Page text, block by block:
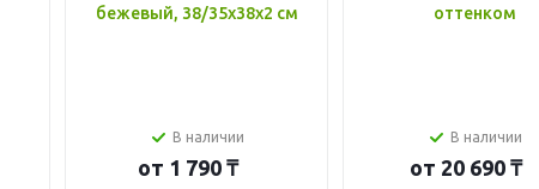
бежевый, 38/35x38x2 см
В наличии
от 1 790 ₸
оттенком
В наличии
от 20 690 ₸